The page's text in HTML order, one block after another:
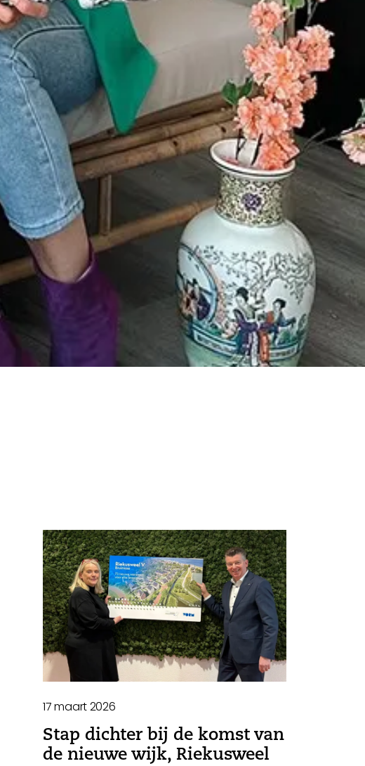
17 maart 2026
Stap dichter bij de komst van
de nieuwe wijk, Riekusweel